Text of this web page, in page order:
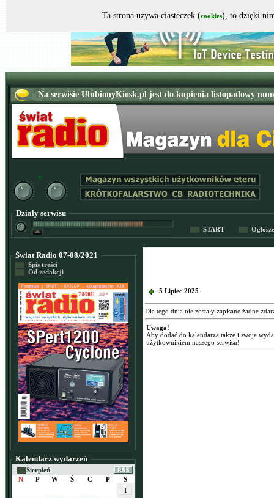
Działy serwisu
START
Świat Radio 07-08/2021
Spis treści
Od redakcji
Kalendarz wydarzeń
Sierpień
N
P W Ś C P S
1
5 Lipiec 2025
Dla tego dnia nie zostały zapisane żadne
Uwaga!
Aby dodać do kalendarza także i swoje
użytkownikiem naszego serwisu!
Ta strona używa ciasteczek (cookies), to dzięki